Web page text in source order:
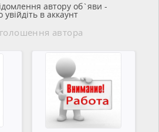
автору об`яви -
в аккаунт
автора